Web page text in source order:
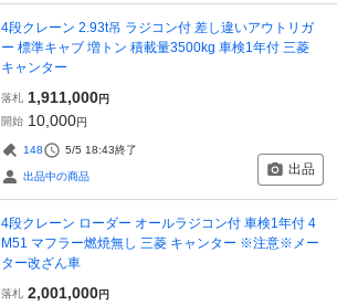
4段クレーン 2.93t吊 ラジコン付 差し違いアウトリガ
ー 標準キャブ 増トン 積載量3500kg 車検1年付 三菱
キャンター
落札 1,911,000円
開始 10,000円
148 5/5 18:43終了
出品中の商品 出品
4段クレーン ローダー オールラジコン付 車検1年付 4
M51 マフラー燃焼無し 三菱 キャンター ※注意※メー
ター改ざん車
落札 2,001,000円